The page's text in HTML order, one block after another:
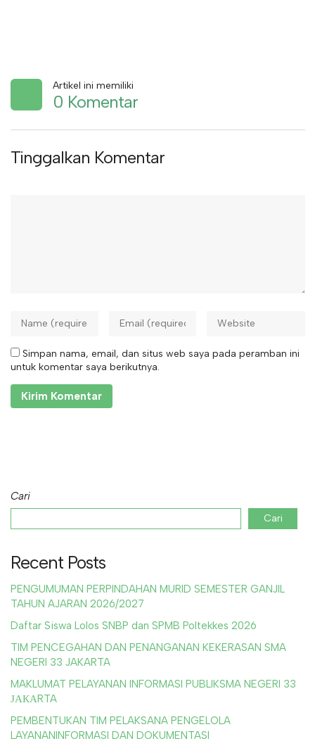
Artikel ini memiliki
0 Komentar
Tinggalkan Komentar
Simpan nama, email, dan situs web saya pada peramban ini
untuk komentar saya berikutnya.
Cari
Cari
Recent Posts
PENGUMUMAN PERPINDAHAN MURID SEMESTER GANJIL
TAHUN AJARAN 2026/2027
Daftar Siswa Lolos SNBP dan SPMB Poltekkes 2026
TIM PENCEGAHAN DAN PENANGANAN KEKERASAN SMA
NEGERI 33 JAKARTA
MAKLUMAT PELAYANAN INFORMASI PUBLIKSMA NEGERI 33
ЈАКАRTA
PEMBENTUKAN TIM PELAKSANA PENGELOLA
LAYANANINFORMASI DAN DOKUMENTASI